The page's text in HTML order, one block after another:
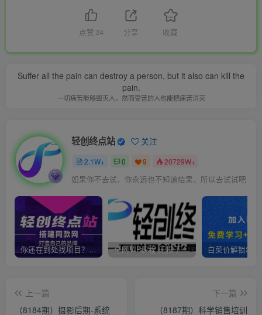
点赞 24 分享 收藏
Suffer all the pain can destroy a person, but it also can kill the
pain.
一切痛苦能够毁灭人，然而受苦的人也能把痛苦消灭
轻创终点站 关注
2.1W+ 0 9 20729W+
如果你不去试，你永远也不知道结果，所以去试试吧
你还在到处找项目？还在当韭菜？我靠卖项目一个月收入5万+，曾经我也是个失败者。 全网VIP课程 无损下载~
上一篇
（8184期）摄影后期-系统
下一篇
（8187期）科学销售培训